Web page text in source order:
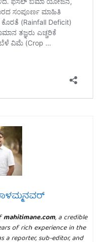
mahitimane.com, a credible
of rich experience in the
a reporter, sub-editor, and